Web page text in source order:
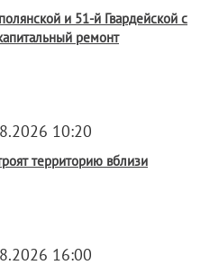
и 51-й Гвардейской с
ремонт
10:20
территорию вблизи
16:00